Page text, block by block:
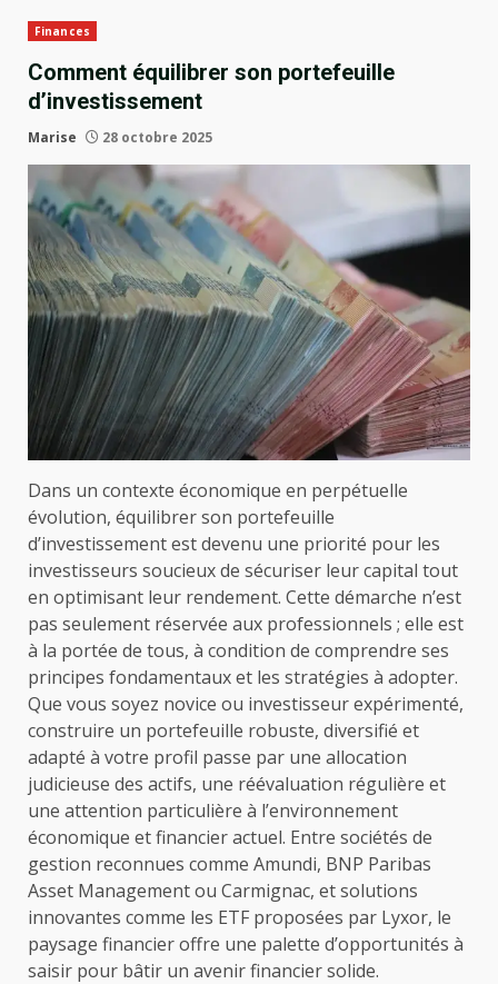
Finances
Comment équilibrer son portefeuille
d’investissement
Marise 28 octobre 2025
Dans un contexte économique en perpétuelle
évolution, équilibrer son portefeuille
d’investissement est devenu une priorité pour les
investisseurs soucieux de sécuriser leur capital tout
en optimisant leur rendement. Cette démarche n’est
pas seulement réservée aux professionnels ; elle est
à la portée de tous, à condition de comprendre ses
principes fondamentaux et les stratégies à adopter.
Que vous soyez novice ou investisseur expérimenté,
construire un portefeuille robuste, diversifié et
adapté à votre profil passe par une allocation
judicieuse des actifs, une réévaluation régulière et
une attention particulière à l’environnement
économique et financier actuel. Entre sociétés de
gestion reconnues comme Amundi, BNP Paribas
Asset Management ou Carmignac, et solutions
innovantes comme les ETF proposées par Lyxor, le
paysage financier offre une palette d’opportunités à
saisir pour bâtir un avenir financier solide.